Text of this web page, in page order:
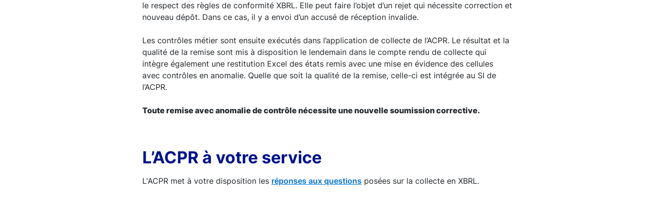
le respect des règles de conformité XBRL. Elle peut faire l’objet d’un rejet qui nécessite correction et
nouveau dépôt. Dans ce cas, il y a envoi d’un accusé de réception invalide.
Les contrôles métier sont ensuite exécutés dans l’application de collecte de l’ACPR. Le résultat et la
qualité de la remise sont mis à disposition le lendemain dans le compte rendu de collecte qui
intègre également une restitution Excel des états remis avec une mise en évidence des cellules
avec contrôles en anomalie. Quelle que soit la qualité de la remise, celle-ci est intégrée au SI de
l’ACPR.
Toute remise avec anomalie de contrôle nécessite une nouvelle soumission corrective.
L’ACPR à votre service
L'ACPR met à votre disposition les réponses aux questions posées sur la collecte en XBRL.